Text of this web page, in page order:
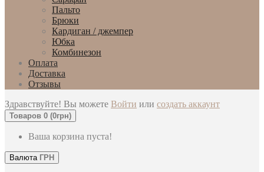
Пальто
Брюки
Кардиган / джемпер
Юбка
Комбинезон
Оплата
Доставка
Отзывы
Здравствуйте! Вы можете Войти или создать аккаунт
Товаров 0 (0грн)
Ваша корзина пуста!
Валюта ГРН